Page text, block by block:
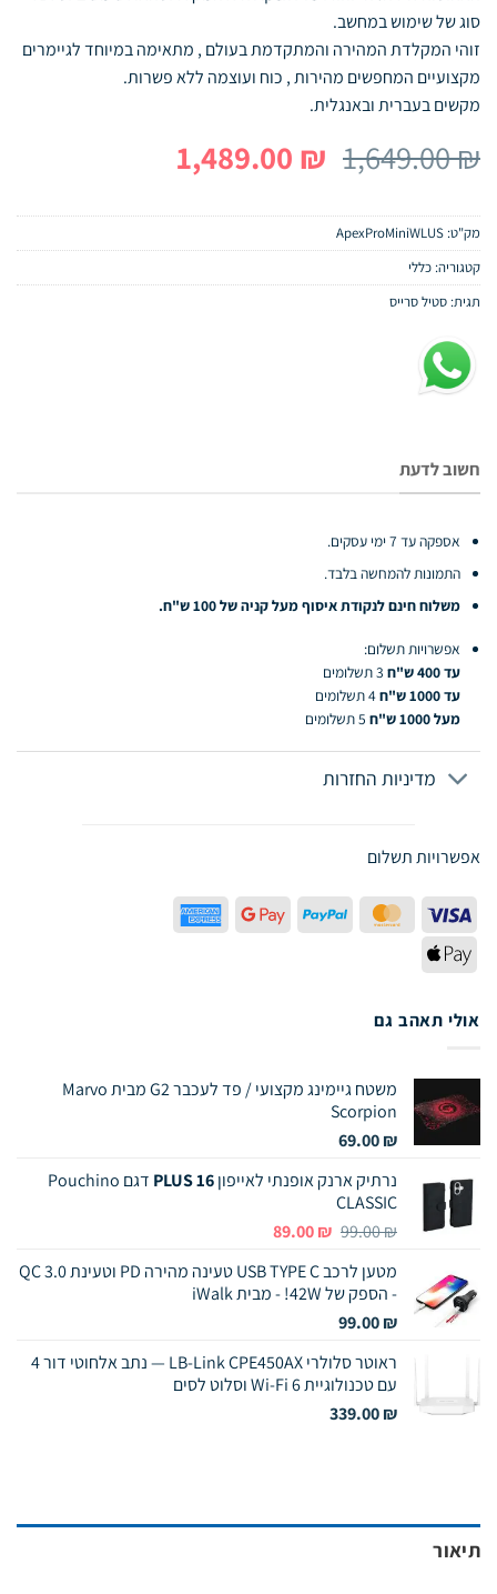
סוג של שימוש במחשב.
זוהי המקלדת המהירה והמתקדמת בעולם , מתאימה במיוחד לגיימרים
מקצועיים המחפשים מהירות , כוח ועוצמה ללא פשרות.
מקשים בעברית ובאנגלית.
1,649.00₪ המחיר
היה:
1,649.00 ₪.
1,489.00 ₪ המחיר
הוא:
1,489.00 ₪. מק"ט: ApexProMiniWLUS
קטגוריה: כללי
תגית: סטיל סרייס
חשוב לדעת
אספקה עד 7 ימי עסקים.
התמונות להמחשה בלבד.
משלוח חינם לנקודת איסוף מעל קניה של 100 ש"ח.
אפשרויות תשלום:
עד 400 ש"ח
3 תשלומים
עד 1000 ש"ח
4 תשלומים
מעל 1000 ש"ח
5 תשלומים
מדיניות החזרות
אפשרויות תשלום
Visa
MasterCard
PayPal
Google
Pay
Express
Apple
Pay
אולי תאהב גם
משטח גיימינג מקצועי / פד לעכבר G2 מבית Marvo
Scorpion
69.00₪
נרתיק ארנק אופנתי לאייפון16 PLUS
דגם Pouchino
CLASSIC
99.00₪
המחיר
היה:
99.00 ₪.
89.00₪
המחיר
הוא:
89.00 ₪.
מטען לרכב USB TYPE C טעינה מהירה PD וטעינת QC 3.0
- הספק של 42W! - מבית iWalk
99.00₪
ראוטר סלולרי LB-Link CPE450AX — נתב אלחוטי דור 4
עם טכנולוגיית Wi-Fi 6 וסלוט לסים
339.00₪
תיאור